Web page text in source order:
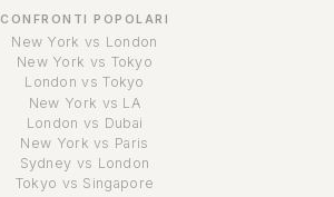
CONFRONTI POPOLARI
New York vs London
New York vs Tokyo
London vs Tokyo
New York vs LA
London vs Dubai
New York vs Paris
Sydney vs London
Tokyo vs Singapore